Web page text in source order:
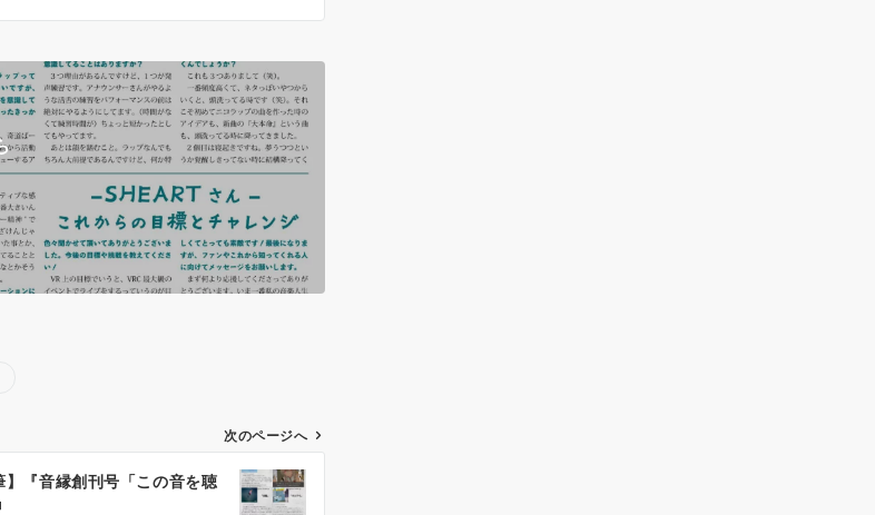
次のページへ
】『音縁創刊号「この音を聴